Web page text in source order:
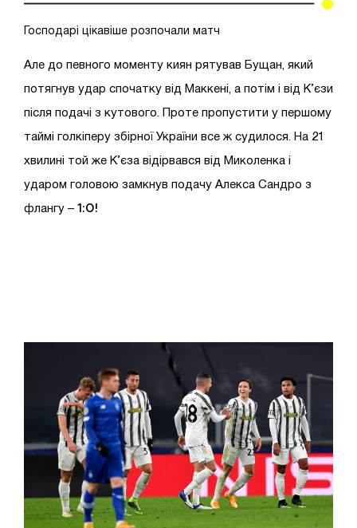
Господарі цікавіше розпочали матч
Але до певного моменту киян рятував Бущан, який
потягнув удар спочатку від Маккені, а потім і від К’єзи
після подачі з кутового. Проте пропустити у першому
таймі голкіперу збірної України все ж судилося. На 21
хвилині той же К’єза відірвався від Миколенка і
ударом головою замкнув подачу Алекса Сандро з
флангу – 1:0!